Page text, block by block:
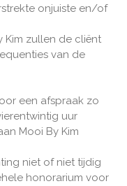
onjuiste en/of
Kim zullen de cliënt
van de
een afspraak zo
uur
Mooi By Kim
niet of niet tijdig
honorarium voor